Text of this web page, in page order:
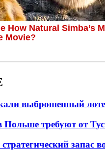
выброшенный
Польше требуют от
запас